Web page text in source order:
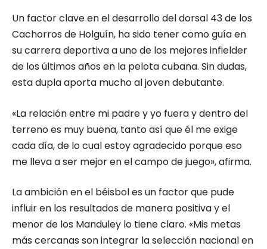
Un factor clave en el desarrollo del dorsal 43 de los
Cachorros de Holguín, ha sido tener como guía en
su carrera deportiva a uno de los mejores infielder
de los últimos años en la pelota cubana. Sin dudas,
esta dupla aporta mucho al joven debutante.
«La relación entre mi padre y yo fuera y dentro del
terreno es muy buena, tanto así que él me exige
cada día, de lo cual estoy agradecido porque eso
me lleva a ser mejor en el campo de juego», afirma.
La ambición en el béisbol es un factor que pude
influir en los resultados de manera positiva y el
menor de los Manduley lo tiene claro. «Mis metas
más cercanas son integrar la selección nacional en